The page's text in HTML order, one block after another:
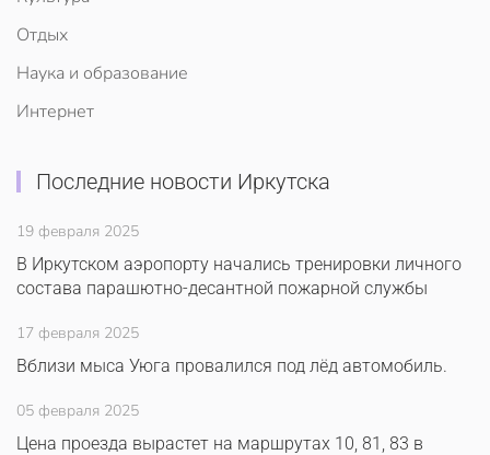
Отдых
Наука и образование
Интернет
Последние новости Иркутска
19 февраля 2025
В Иркутском аэропорту начались тренировки личного
состава парашютно-десантной пожарной службы
17 февраля 2025
Вблизи мыса Уюга провалился под лёд автомобиль.
05 февраля 2025
Цена проезда вырастет на маршрутах 10, 81, 83 в